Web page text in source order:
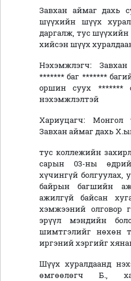
Завхан аймаг дахь
шүүхийн шүүх
даргалж, тус
хийсэн шүүх
Нэхэмжлэгч:
******* баг *******
оршин суух *******
нэхэмжлэлтэй
Хариуцагч: Монгол
Завхан аймаг дахь
тус коллежийн
сарын 03-ны
хүчингүй болгуулах,
байрын багшийн
ажилгүй байсан
хэмжээний олговор
эрүүл мэндийн
шимтгэлийг нөхөн
иргэний хэргийг
Шүүх хуралдаанд
өмгөөлөгч Б.,